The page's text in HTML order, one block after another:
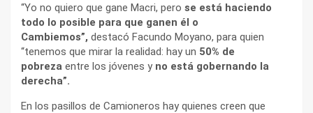
“Yo no quiero que gane Macri, pero se está haciendo
todo lo posible para que ganen él o
Cambiemos”, destacó Facundo Moyano, para quien
“tenemos que mirar la realidad: hay un 50% de
pobreza entre los jóvenes y no está gobernando la
derecha”.
En los pasillos de Camioneros hay quienes creen que